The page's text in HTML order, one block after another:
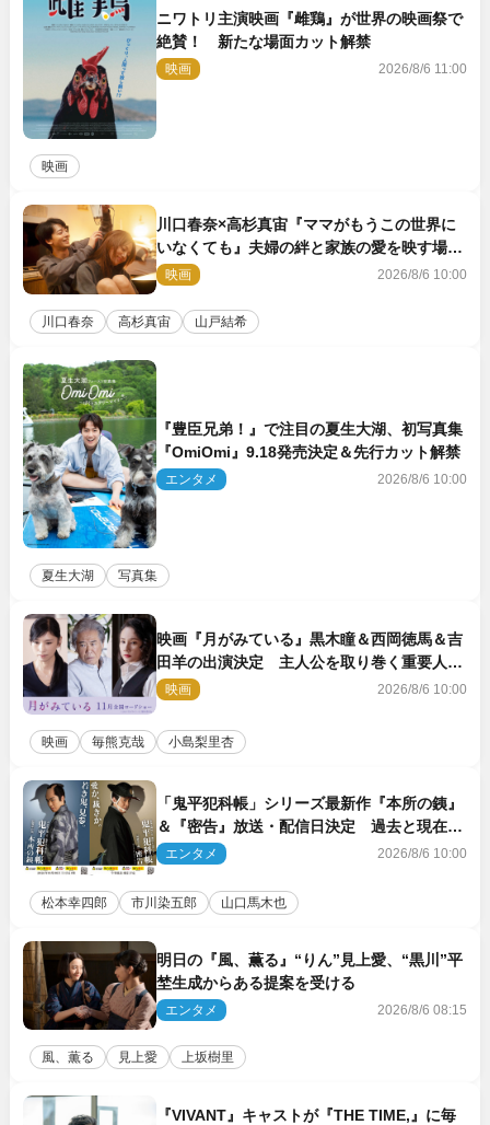
ニワトリ主演映画『雌鶏』が世界の映画祭で
絶賛！ 新たな場面カット解禁
映画 2026/8/6 11:00
映画
川口春奈×高杉真宙『ママがもうこの世界に
いなくても』夫婦の絆と家族の愛を映す場面
写真公開
映画 2026/8/6 10:00
川口春奈 高杉真宙 山戸結希
『豊臣兄弟！』で注目の夏生大湖、初写真集
『OmiOmi』9.18発売決定＆先行カット解禁
エンタメ 2026/8/6 10:00
夏生大湖 写真集
映画『月がみている』黒木瞳＆西岡徳馬＆吉
田羊の出演決定 主人公を取り巻く重要人物
を演じる
映画 2026/8/6 10:00
映画 毎熊克哉 小島梨里杏
「鬼平犯科帳」シリーズ最新作『本所の銕』
＆『密告』放送・配信日決定 過去と現在が
繋がるビジュアルも解禁
エンタメ 2026/8/6 10:00
松本幸四郎 市川染五郎 山口馬木也
明日の『風、薫る』“りん”見上愛、“黒川”平
埜生成からある提案を受ける
エンタメ 2026/8/6 08:15
風、薫る 見上愛 上坂樹里
『VIVANT』キャストが『THE TIME,』に毎